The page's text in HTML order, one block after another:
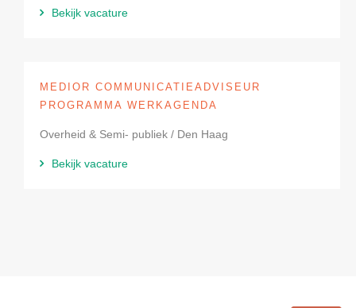
Bekijk vacature
MEDIOR COMMUNICATIEADVISEUR
PROGRAMMA WERKAGENDA
Overheid & Semi- publiek / Den Haag
Bekijk vacature